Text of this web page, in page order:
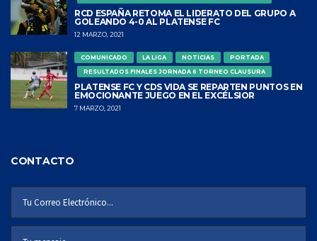
RCD ESPAÑA RETOMA EL LIDERATO DEL GRUPO A
GOLEANDO 4-0 AL PLATENSE FC
12 MARZO, 2021
COMUNICADO LA LIGA NOTICIAS
PORTADA
RESULTADOS FINALES JORNADA 6 TORNEO CLAUSURA
PLATENSE FC Y CDS VIDA SE REPARTEN PUNTOS EN
EMOCIONANTE JUEGO EN EL EXCÉLSIOR
7 MARZO, 2021
CONTACTO